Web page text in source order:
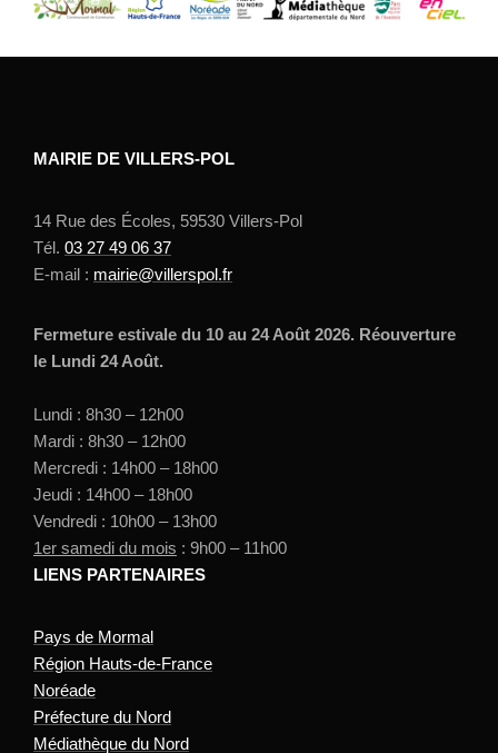
MAIRIE DE VILLERS-POL
14 Rue des Écoles, 59530 Villers-Pol
Tél. 03 27 49 06 37
E-mail : mairie@villerspol.fr
Fermeture estivale du 10 au 24 Août 2026. Réouverture
le Lundi 24 Août.
Lundi : 8h30 – 12h00
Mardi : 8h30 – 12h00
Mercredi : 14h00 – 18h00
Jeudi : 14h00 – 18h00
Vendredi : 10h00 – 13h00
1er samedi du mois : 9h00 – 11h00
LIENS PARTENAIRES
Pays de Mormal
Région Hauts-de-France
Noréade
Préfecture du Nord
Médiathèque du Nord